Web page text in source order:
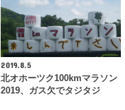
2019.8.5
北オホーツク100kmマラソン
2019、ガス欠でタジタジ